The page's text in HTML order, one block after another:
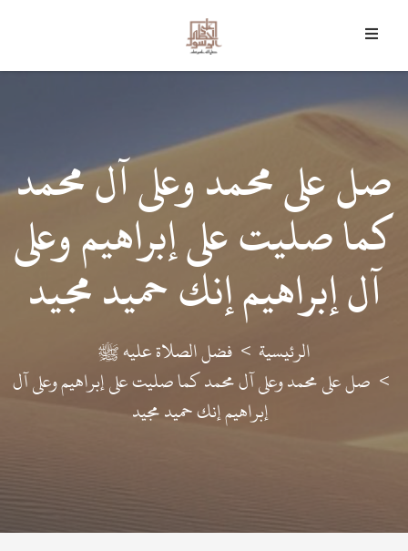
وَمَا أَرْسَلْنَاكَ إِلا رَحْمَةً لِلْعَالَمِينَ
صل على محمد وعلى آل محمد
كما صليت على إبراهيم وعلى
آل إبراهيم إنك حميد مجيد
الرئيسية
فضل الصلاة عليه ﷺ
صل على محمد وعلى آل محمد كما صليت على إبراهيم وعلى آل
إبراهيم إنك حميد مجيد